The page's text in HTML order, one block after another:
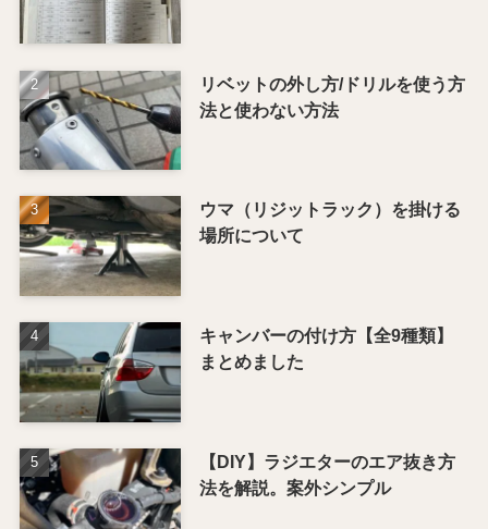
リベットの外し方/ドリルを使う方
法と使わない方法
ウマ（リジットラック）を掛ける
場所について
キャンバーの付け方【全9種類】
まとめました
【DIY】ラジエターのエア抜き方
法を解説。案外シンプル